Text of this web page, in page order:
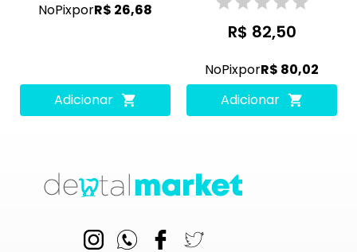
NoPixporR$ 26,68
Adicionar
R$ 82,50
NoPixporR$ 80,02
Adicionar